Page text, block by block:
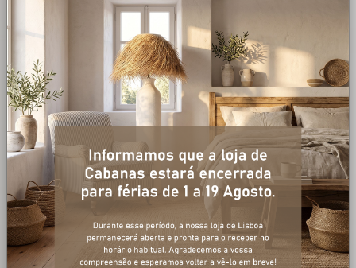
+ informações
Preencha o formulário, e num curto espaço de tempo,
temos respostas para todas as suas questões.